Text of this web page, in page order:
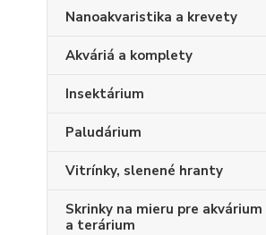
Nanoakvaristika a krevety
Akváriá a komplety
Insektárium
Paludárium
Vitrínky, slenené hranty
Skrinky na mieru pre akvárium
a terárium